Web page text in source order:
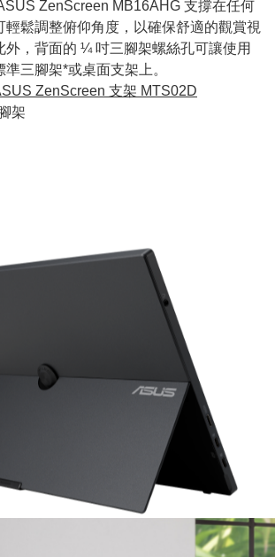
ZenScreen MB16AHG 支撐在任何
輕鬆調整俯仰角度，以確保舒適的觀賞視
外，背面的 ¼ 吋三腳架螺絲孔可讓使用
三腳架*或桌面支架上。
ZenScreen 支架 MTS02D
架